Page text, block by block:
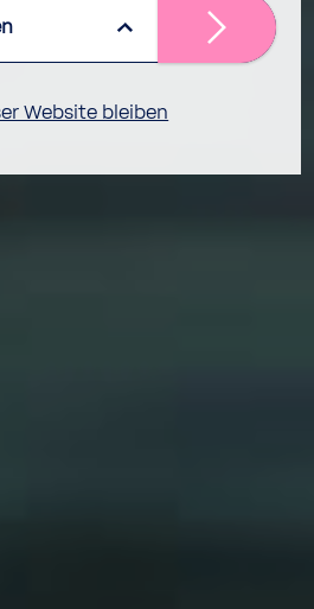
Website bleiben